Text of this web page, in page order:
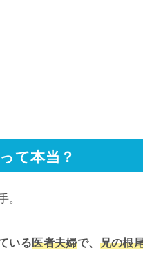
て本当？
。
いる医者夫婦で、 兄の根